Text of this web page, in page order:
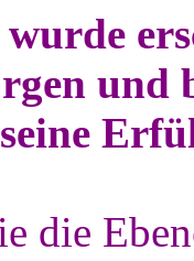
und
die